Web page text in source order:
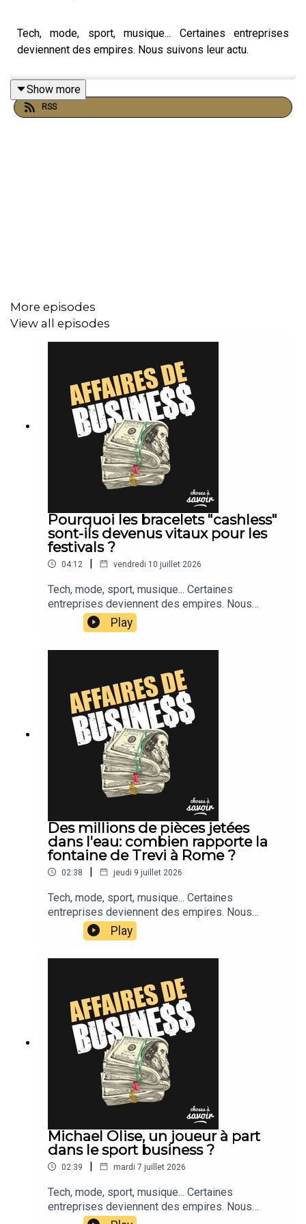
Tech, mode, sport, musique... Certaines entreprises
deviennent des empires. Nous suivons leur actu.
Show more
RSS
More episodes
View all episodes
Pourquoi les bracelets "cashless"
sont-ils devenus vitaux pour les
festivals ?
04:12 | vendredi 10 juillet 2026
Tech, mode, sport, musique... Certaines
entreprises deviennent des empires. Nous
suivons leur actu.
Play
Des millions de pièces jetées
dans l'eau: combien rapporte la
fontaine de Trevi à Rome ?
02:38 | jeudi 9 juillet 2026
Tech, mode, sport, musique... Certaines
entreprises deviennent des empires. Nous
suivons leur actu.
Play
Michael Olise, un joueur à part
dans le sport business ?
02:39 | mardi 7 juillet 2026
Tech, mode, sport, musique... Certaines
entreprises deviennent des empires. Nous
suivons leur actu.